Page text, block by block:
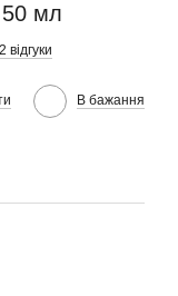
50 мл
2 відгуки
В бажання